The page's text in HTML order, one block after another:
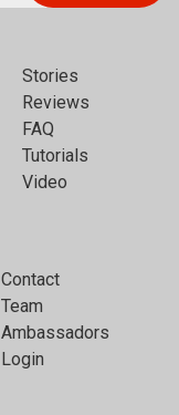
Stories
Reviews
FAQ
Tutorials
Video
Contact
Team
Ambassadors
Login